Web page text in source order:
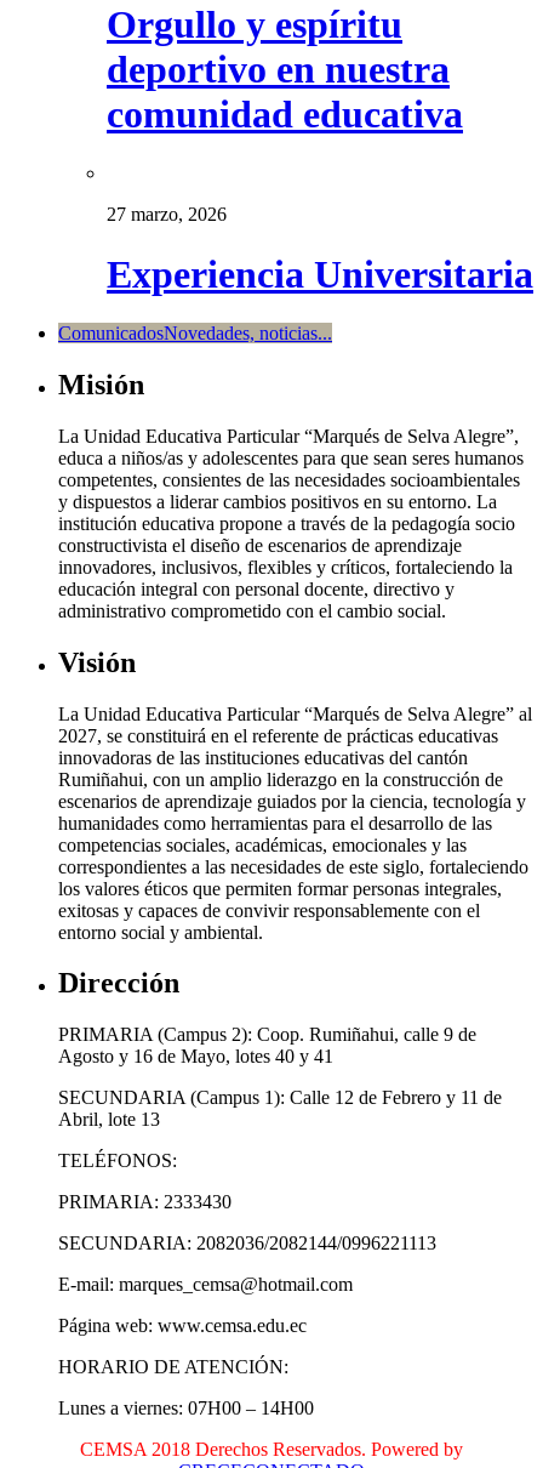
Orgullo y espíritu
deportivo en nuestra
comunidad educativa
27 marzo, 2026
Experiencia Universitaria
ComunicadosNovedades, noticias...
Misión
La Unidad Educativa Particular “Marqués de Selva Alegre”,
educa a niños/as y adolescentes para que sean seres humanos
competentes, consientes de las necesidades socioambientales
y dispuestos a liderar cambios positivos en su entorno. La
institución educativa propone a través de la pedagogía socio
constructivista el diseño de escenarios de aprendizaje
innovadores, inclusivos, flexibles y críticos, fortaleciendo la
educación integral con personal docente, directivo y
administrativo comprometido con el cambio social.
Visión
La Unidad Educativa Particular “Marqués de Selva Alegre” al
2027, se constituirá en el referente de prácticas educativas
innovadoras de las instituciones educativas del cantón
Rumiñahui, con un amplio liderazgo en la construcción de
escenarios de aprendizaje guiados por la ciencia, tecnología y
humanidades como herramientas para el desarrollo de las
competencias sociales, académicas, emocionales y las
correspondientes a las necesidades de este siglo, fortaleciendo
los valores éticos que permiten formar personas integrales,
exitosas y capaces de convivir responsablemente con el
entorno social y ambiental.
Dirección
PRIMARIA (Campus 2): Coop. Rumiñahui, calle 9 de
Agosto y 16 de Mayo, lotes 40 y 41
SECUNDARIA (Campus 1): Calle 12 de Febrero y 11 de
Abril, lote 13
TELÉFONOS:
PRIMARIA: 2333430
SECUNDARIA: 2082036/2082144/0996221113
E-mail: marques_cemsa@hotmail.com
Página web: www.cemsa.edu.ec
HORARIO DE ATENCIÓN:
Lunes a viernes: 07H00 – 14H00
CEMSA 2018 Derechos Reservados. Powered by